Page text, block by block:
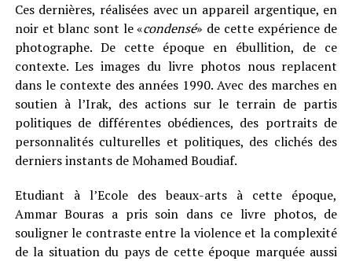
Ces dernières, réalisées avec un appareil argentique, en
noir et blanc sont le «condensé» de cette expérience de
photographe. De cette époque en ébullition, de ce
contexte. Les images du livre photos nous replacent
dans le contexte des années 1990. Avec des marches en
soutien à l’Irak, des actions sur le terrain de partis
politiques de différentes obédiences, des portraits de
personnalités culturelles et politiques, des clichés des
derniers instants de Mohamed Boudiaf.
Etudiant à l’Ecole des beaux-arts à cette époque,
Ammar Bouras a pris soin dans ce livre photos, de
souligner le contraste entre la violence et la complexité
de la situation du pays de cette époque marquée aussi